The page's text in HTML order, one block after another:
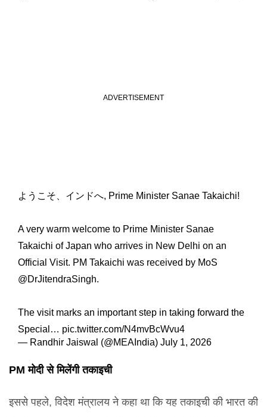
ようこそ、インドへ, Prime Minister Sanae Takaichi!
A very warm welcome to Prime Minister Sanae
Takaichi of Japan who arrives in New Delhi on an
Official Visit. PM Takaichi was received by MoS
@DrJitendraSingh.
The visit marks an important step in taking forward the
Special… pic.twitter.com/N4mvBcWvu4
— Randhir Jaiswal (@MEAIndia) July 1, 2026
PM मोदी से मिलेंगी तकाइची
इससे पहले, विदेश मंत्रालय ने कहा था कि यह तकाइची की भारत की